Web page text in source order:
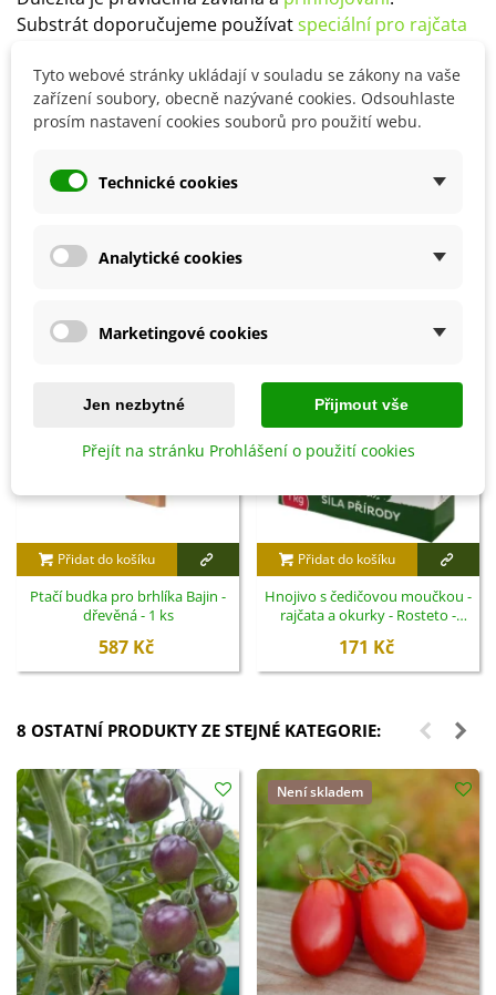
Substrát doporučujeme používatspeciální pro rajčata
Důležitá jepravidelná závlaha a dostatečný přísun
živin.
Detaily produktu
SOUVISEJÍCÍ PRODUKTY
Přidat do košíku
Ptačí budka pro brhlíka Bajin -
dřevěná - 1 ks
587 Kč
Přidat do košíku
Hnojivo s čedičovou moučkou -
rajčata a okurky - Rosteto -
171 Kč
8 OSTATNÍ PRODUKTY ZE STEJNÉ KATEGORIE:
Není skladem
Tyto webové stránky ukládají v souladu se zákony na vaše
zařízení soubory, obecně nazývané cookies. Odsouhlaste
prosím nastavení cookies souborů pro použití webu.
Technické cookies
Analytické cookies
Marketingové cookies
Jen nezbytné Přijmout vše
Přejít na stránku Prohlášení o použití cookies